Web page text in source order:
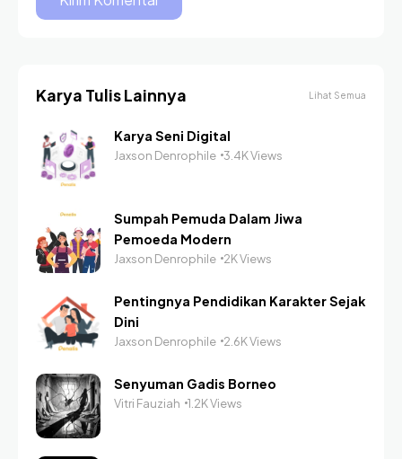
Karya Tulis Lainnya Lihat Semua
Karya Seni Digital
Jaxson Denrophile 3.4K Views
Sumpah Pemuda Dalam Jiwa
Pemoeda Modern
Jaxson Denrophile 2K Views
Pentingnya Pendidikan Karakter Sejak
Dini
Jaxson Denrophile 2.6K Views
Senyuman Gadis Borneo
Vitri Fauziah 1.2K Views